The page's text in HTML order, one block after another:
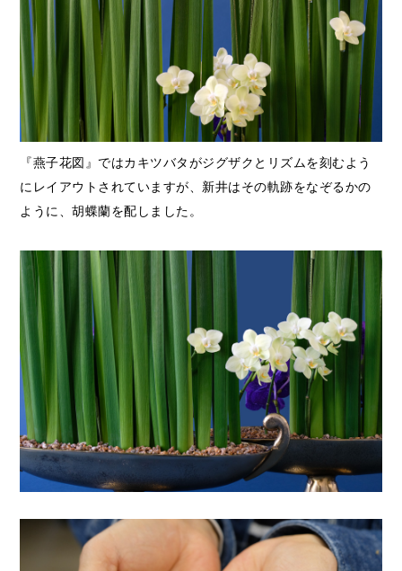
『燕子花図』ではカキツバタがジグザクとリズムを刻むよう
にレイアウトされていますが、新井はその軌跡をなぞるかの
ように、胡蝶蘭を配しました。